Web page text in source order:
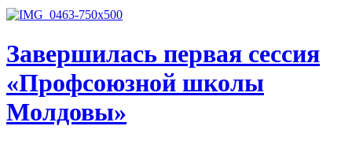
Завершилась первая сессия
«Профсоюзной школы
Молдовы»